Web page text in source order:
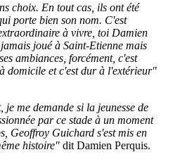
choix. En tout cas, ils ont été
porte bien son nom. C'est
à vivre, toi Damien
joué à Saint-Etienne mais
ambiances, forcément, c'est
domicile et c'est dur à l'extérieur"
me demande si la jeunesse de
par ce stade à un moment
Geoffroy Guichard s'est mis en
histoire" dit Damien Perquis.